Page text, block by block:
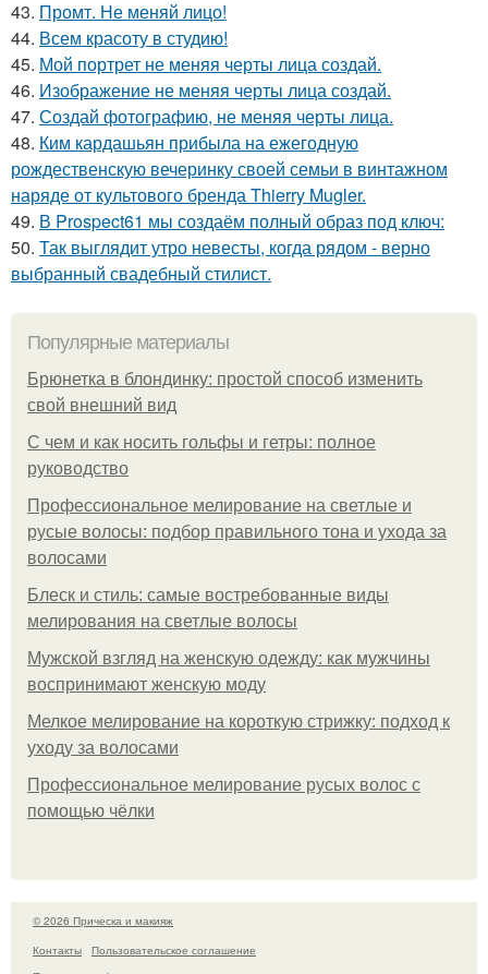
43. Промт. Не меняй лицо!
44. Всем красоту в студию!
45. Мой портрет не меняя черты лица создай.
46. Изображение не меняя черты лица создай.
47. Создай фотографию, не меняя черты лица.
48. Ким кардашьян прибыла на ежегодную
рождественскую вечеринку своей семьи в винтажном
наряде от культового бренда Thierry Mugler.
49. В Prospect61 мы создаём полный образ под ключ:
50. Так выглядит утро невесты, когда рядом - верно
выбранный свадебный стилист.
Популярные материалы
Брюнетка в блондинку: простой способ изменить
свой внешний вид
С чем и как носить гольфы и гетры: полное
руководство
Профессиональное мелирование на светлые и
русые волосы: подбор правильного тона и ухода за
волосами
Блеск и стиль: самые востребованные виды
мелирования на светлые волосы
Мужской взгляд на женскую одежду: как мужчины
воспринимают женскую моду
Мелкое мелирование на короткую стрижку: подход к
уходу за волосами
Профессиональное мелирование русых волос с
помощью чёлки
© 2026 Прическа и макияж
Контакты
Пользовательское соглашение